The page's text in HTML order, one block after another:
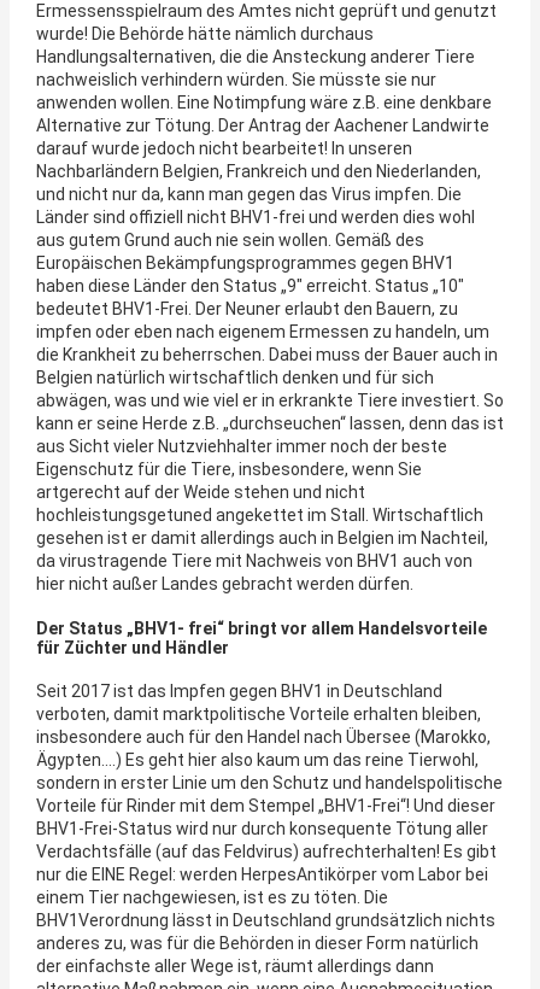
Ermessensspielraum des Amtes nicht geprüft und genutzt
wurde! Die Behörde hätte nämlich durchaus
Handlungsalternativen, die die Ansteckung anderer Tiere
nachweislich verhindern würden. Sie müsste sie nur
anwenden wollen. Eine Notimpfung wäre z.B. eine denkbare
Alternative zur Tötung. Der Antrag der Aachener Landwirte
darauf wurde jedoch nicht bearbeitet! In unseren
Nachbarländern Belgien, Frankreich und den Niederlanden,
und nicht nur da, kann man gegen das Virus impfen. Die
Länder sind offiziell nicht BHV1-frei und werden dies wohl
aus gutem Grund auch nie sein wollen. Gemäß des
Europäischen Bekämpfungsprogrammes gegen BHV1
haben diese Länder den Status „9″ erreicht. Status „10″
bedeutet BHV1-Frei. Der Neuner erlaubt den Bauern, zu
impfen oder eben nach eigenem Ermessen zu handeln, um
die Krankheit zu beherrschen. Dabei muss der Bauer auch in
Belgien natürlich wirtschaftlich denken und für sich
abwägen, was und wie viel er in erkrankte Tiere investiert. So
kann er seine Herde z.B. „durchseuchen“ lassen, denn das ist
aus Sicht vieler Nutzviehhalter immer noch der beste
Eigenschutz für die Tiere, insbesondere, wenn Sie
artgerecht auf der Weide stehen und nicht
hochleistungsgetuned angekettet im Stall. Wirtschaftlich
gesehen ist er damit allerdings auch in Belgien im Nachteil,
da virustragende Tiere mit Nachweis von BHV1 auch von
hier nicht außer Landes gebracht werden dürfen.
Der Status „BHV1- frei“ bringt vor allem Handelsvorteile
für Züchter und Händler
Seit 2017 ist das Impfen gegen BHV1 in Deutschland
verboten, damit marktpolitische Vorteile erhalten bleiben,
insbesondere auch für den Handel nach Übersee (Marokko,
Ägypten….) Es geht hier also kaum um das reine Tierwohl,
sondern in erster Linie um den Schutz und handelspolitische
Vorteile für Rinder mit dem Stempel „BHV1-Frei“! Und dieser
BHV1-Frei-Status wird nur durch konsequente Tötung aller
Verdachtsfälle (auf das Feldvirus) aufrechterhalten! Es gibt
nur die EINE Regel: werden HerpesAntikörper vom Labor bei
einem Tier nachgewiesen, ist es zu töten. Die
BHV1Verordnung lässt in Deutschland grundsätzlich nichts
anderes zu, was für die Behörden in dieser Form natürlich
der einfachste aller Wege ist, räumt allerdings dann